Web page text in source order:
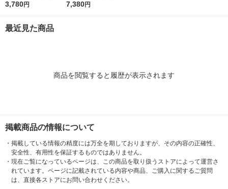
ンタ レジーナ BIB シ
3,780円
ンタ レジーナ BIB カ
7,380円
最近見た商品
商品を閲覧すると履歴が表示されます
掲載商品の情報について
・ 掲載している情報の精度には万全を期しておりますが、その内容の正確性、
安全性、有用性を保証するものではありません。
・ 現在ご覧になっているページは、この商品を取り扱うストアによって運営さ
れています。ページに記載されている内容や商品、ご購入に関するご質問
は、直接各ストアにお問い合わせください。